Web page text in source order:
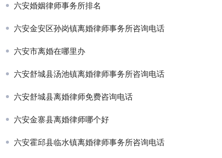
六安婚姻律师事务所排名
六安金安区孙岗镇离婚律师事务所咨询电话
六安市离婚在哪里办
六安舒城县汤池镇离婚律师事务所咨询电话
六安舒城县离婚律师免费咨询电话
六安金寨县离婚律师哪个好
六安霍邱县临水镇离婚律师事务所咨询电话